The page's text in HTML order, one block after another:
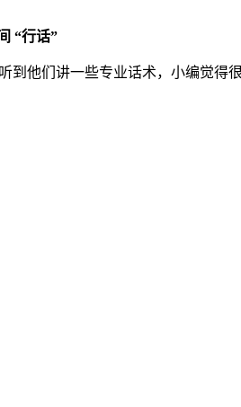
“行话”
他们讲一些专业话术，小编觉得